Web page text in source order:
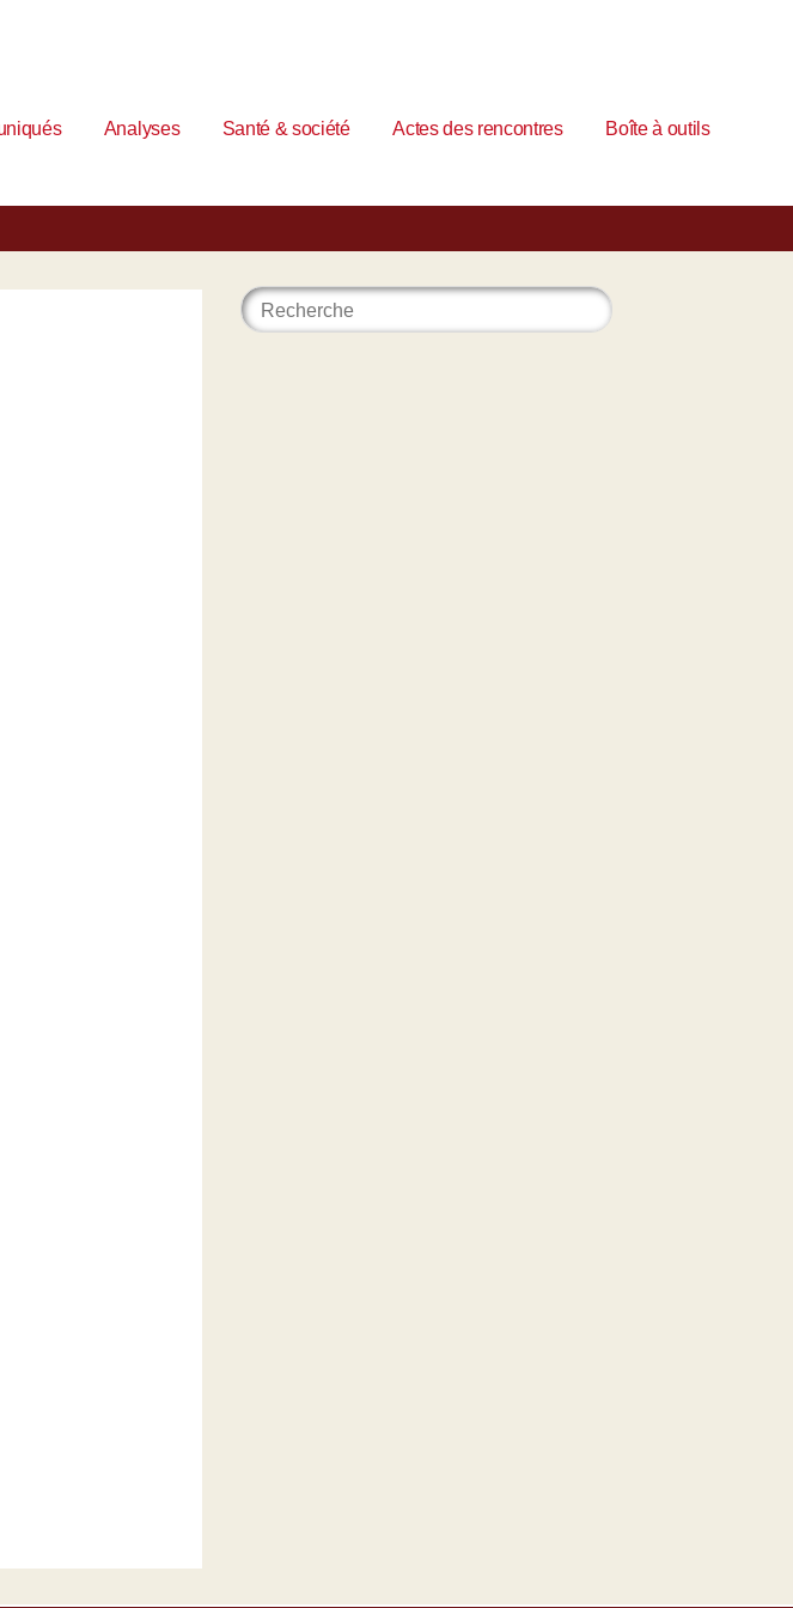
Analyses Santé & société Actes des rencontres
Boîte à outils